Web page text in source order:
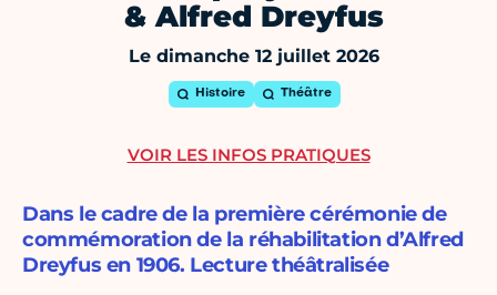
& Alfred Dreyfus
Le dimanche 12 juillet 2026
Histoire Théâtre
Dans le cadre de la première cérémonie de
commémoration de la réhabilitation d’Alfred
Dreyfus en 1906. Lecture théâtralisée
VOIR LES INFOS PRATIQUES